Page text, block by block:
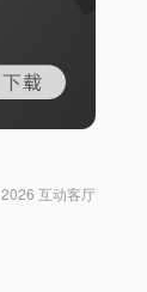
2026 互动客厅